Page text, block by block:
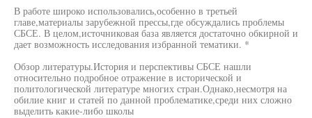
В работе широко использовались,особенно в третьей
главе,материалы зарубежной прессы,где обсуждались проблемы
СБСЕ. В целом,источниковая база является достаточно обкирной и
дает возможность исследования избранной тематики. *
Обзор литературы.История и перспективы СБСЕ нашли
относительно подробное отражение в исторической и
политологической литературе многих стран.Однако,несмотря на
обилие книг и статей по данной проблематике,среди них сложно
выделить какие-либо школы